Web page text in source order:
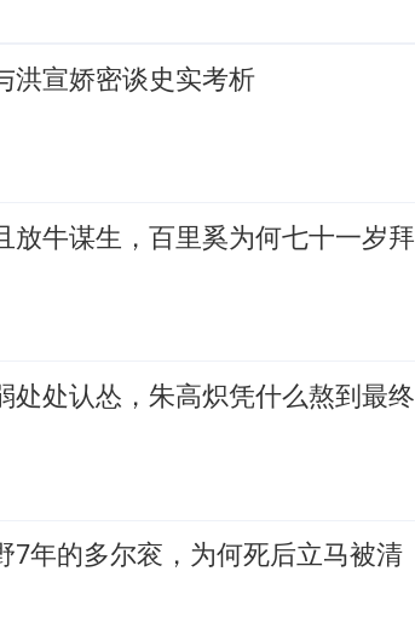
洪宣娇密谈史实考析
放牛谋生，百里奚为何七十一岁拜
处处认怂，朱高炽凭什么熬到最终
7年的多尔衮，为何死后立马被清